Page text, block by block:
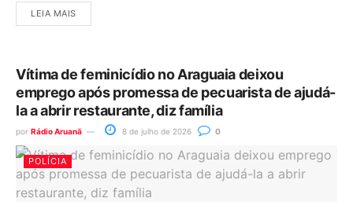
LEIA MAIS
Vítima de feminicídio no Araguaia deixou
emprego após promessa de pecuarista de ajudá-
la a abrir restaurante, diz família
por Rádio Aruanã 8 de julho de 2026 0
POLÍCIA